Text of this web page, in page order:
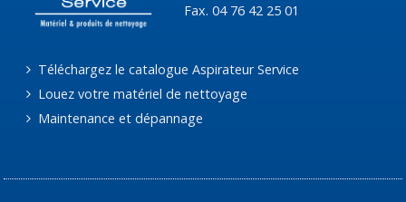
Fax. 04 76 42 25 01
Téléchargez le catalogue Aspirateur Service
Louez votre matériel de nettoyage
Maintenance et dépannage